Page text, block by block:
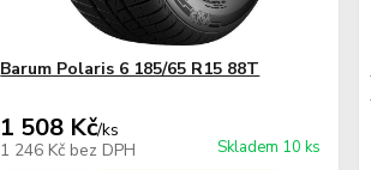
Barum Polaris 6 185/65 R15 88T
1 508 Kč/ks
1 246 Kč bez DPH Skladem 10 ks